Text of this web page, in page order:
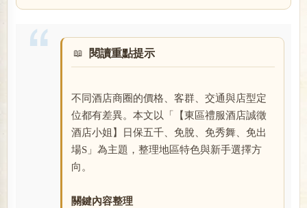
閱讀重點提示
不同酒店商圈的價格、客群、交通與店型定
位都有差異。本文以「【東區禮服酒店誠徵
酒店小姐】日保五千、免脫、免秀舞、免出
場S」為主題，整理地區特色與新手選擇方
向。
關鍵內容整理